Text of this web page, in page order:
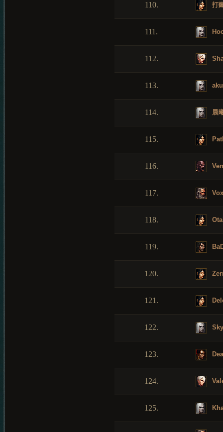
110. 打
111.
112.
113.
114. 晨
115.
116.
117. Vox
118.
119.
120.
121.
122. Sky
123.
124.
125.